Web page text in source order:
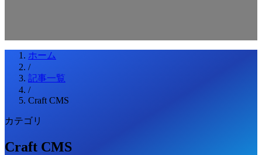
ホーム
/
記事一覧
/
Craft CMS
カテゴリ
Craft CMS